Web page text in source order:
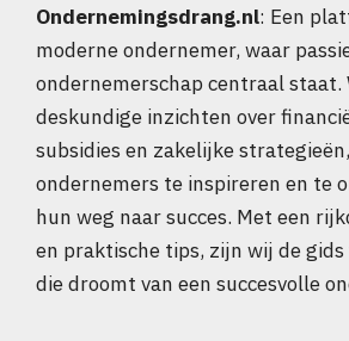
Ondernemingsdrang.nl: Een
moderne ondernemer, waar
ondernemerschap centraal staat.
deskundige inzichten over
subsidies en zakelijke
ondernemers te inspireren en te
hun weg naar succes. Met een
en praktische tips, zijn wij de gids
die droomt van een succesvolle